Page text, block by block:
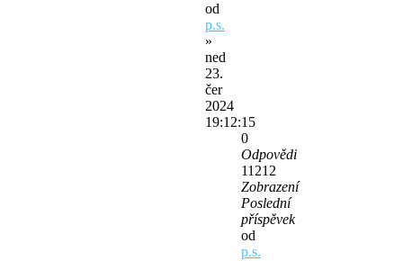
od
p.s.
»
ned
23.
čer
2024
19:12:15
0
Odpovědi
11212
Zobrazení
Poslední
příspěvek
od
p.s.